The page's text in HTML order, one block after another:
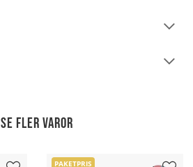
Se fler varor
PAKETPRIS